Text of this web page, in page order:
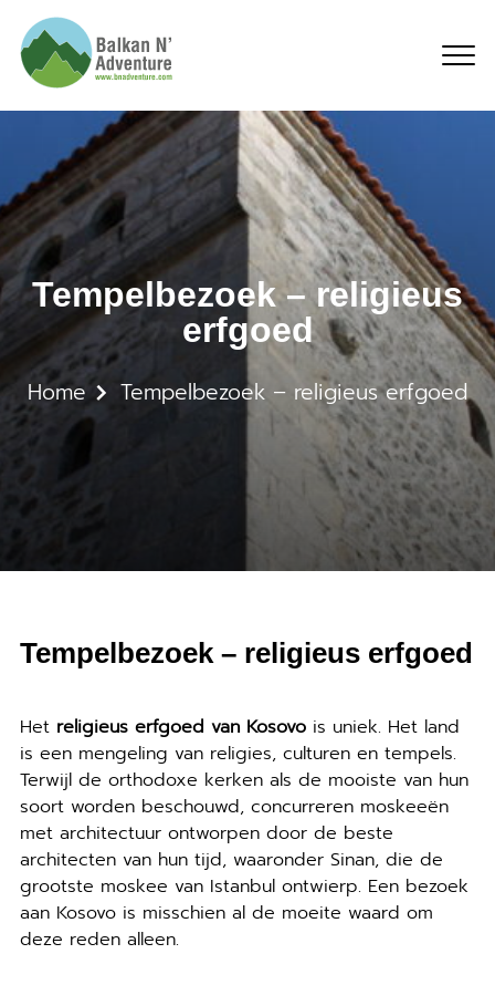
Tempelbezoek –
Tempelbezoek – religieus
erfgoed
Home Tempelbezoek – religieus erfgoed
Tempelbezoek – religieus erfgoed
Het religieus erfgoed van Kosovois uniek. Het land
is een mengeling van religies, culturen en tempels.
Terwijl de orthodoxe kerken als de mooiste van hun
soort worden beschouwd, concurreren moskeeën
met architectuur ontworpen door de beste
architecten van hun tijd, waaronder Sinan, die de
grootste moskee van Istanbul ontwierp. Een bezoek
aan Kosovo is misschien al de moeite waard om
deze reden alleen.